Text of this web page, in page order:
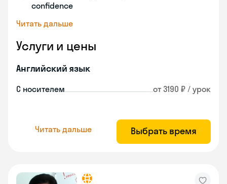
confidence
Читать дальше
Услуги и цены
Английский язык
С носителем от 3190 ₽ / урок
Читать дальше Выбрать время